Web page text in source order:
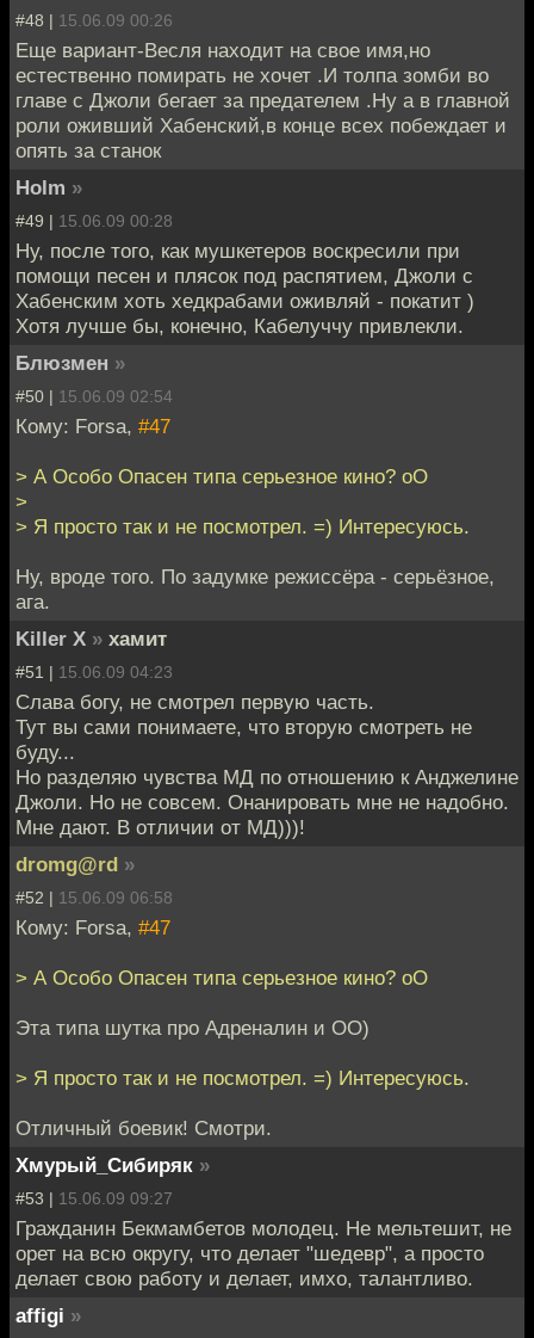
#48 | 15.06.09 00:26
Еще вариант-Весля находит на свое имя,но
естественно помирать не хочет .И толпа зомби во
главе с Джоли бегает за предателем .Ну а в главной
роли оживший Хабенский,в конце всех побеждает и
опять за станок
Holm »
#49 | 15.06.09 00:28
Ну, после того, как мушкетеров воскресили при
помощи песен и плясок под распятием, Джоли с
Хабенским хоть хедкрабами оживляй - покатит )
Хотя лучше бы, конечно, Кабелуччу привлекли.
Блюзмен »
#50 | 15.06.09 02:54
Кому: Forsa, #47
> А Особо Опасен типа серьезное кино? оО
>
> Я просто так и не посмотрел. =) Интересуюсь.
Ну, вроде того. По задумке режиссёра - серьёзное,
ага.
Killer X » хамит
#51 | 15.06.09 04:23
Слава богу, не смотрел первую часть.
Тут вы сами понимаете, что вторую смотреть не
буду...
Но разделяю чувства МД по отношению к Анджелине
Джоли. Но не совсем. Онанировать мне не надобно.
Мне дают. В отличии от МД)))!
dromg@rd »
#52 | 15.06.09 06:58
Кому: Forsa, #47
> А Особо Опасен типа серьезное кино? оО
Эта типа шутка про Адреналин и ОО)
> Я просто так и не посмотрел. =) Интересуюсь.
Отличный боевик! Смотри.
Хмурый_Сибиряк »
#53 | 15.06.09 09:27
Гражданин Бекмамбетов молодец. Не мельтешит, не
орет на всю округу, что делает "шедевр", а просто
делает свою работу и делает, имхо, талантливо.
affigi »